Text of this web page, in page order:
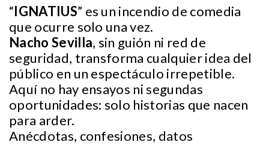
“IGNATIUS” es un incendio de comedia
que ocurre solo una vez.
Nacho Sevilla, sin guión ni red de
seguridad, transforma cualquier idea del
público en un espectáculo irrepetible.
Aquí no hay ensayos ni segundas
oportunidades: solo historias que nacen
para arder.
Anécdotas, confesiones, datos